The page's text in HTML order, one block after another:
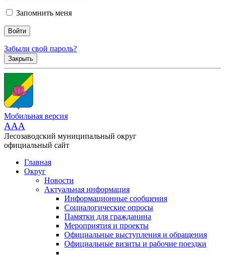
Запомнить меня
Забыли свой пароль?
Закрыть
Мобильная версия
AAA
Лесозаводский муниципальный округ
официальный сайт
Главная
Округ
Новости
Актуальная информация
Информационные сообщения
Социалогические опросы
Памятки для гражданина
Мероприятия и проекты
Официальные выступления и обращения
Официальные визиты и рабочие поездки